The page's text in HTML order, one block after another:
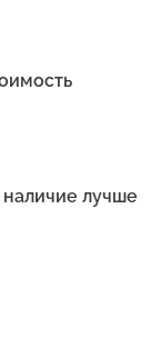
лучше